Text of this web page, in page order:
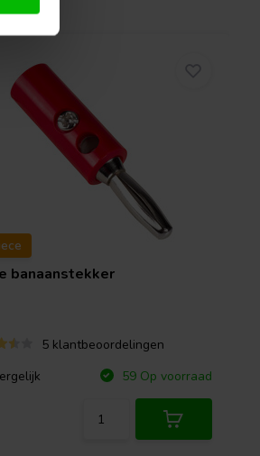
banaanstekker
5 klantbeoordelingen
59 Op voorraad